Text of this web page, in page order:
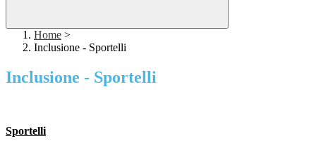
Home >
Inclusione - Sportelli
Inclusione - Sportelli
Sportelli